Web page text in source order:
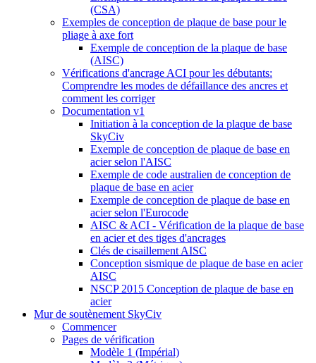
(CSA)
Exemples de conception de plaque de base pour le
pliage à axe fort
Exemple de conception de la plaque de base
(AISC)
Vérifications d'ancrage ACI pour les débutants:
Comprendre les modes de défaillance des ancres et
comment les corriger
Documentation v1
Initiation à la conception de la plaque de base
SkyCiv
Exemple de conception de plaque de base en
acier selon l'AISC
Exemple de code australien de conception de
plaque de base en acier
Exemple de conception de plaque de base en
acier selon l'Eurocode
AISC & ACI - Vérification de la plaque de base
en acier et des tiges d'ancrages
Clés de cisaillement AISC
Conception sismique de plaque de base en acier
AISC
NSCP 2015 Conception de plaque de base en
acier
Mur de soutènement SkyCiv
Commencer
Pages de vérification
Modèle 1 (Impérial)